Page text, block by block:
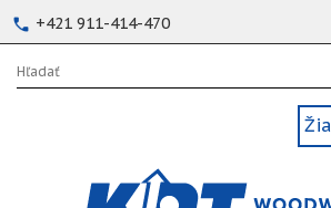
+421 911-414-470